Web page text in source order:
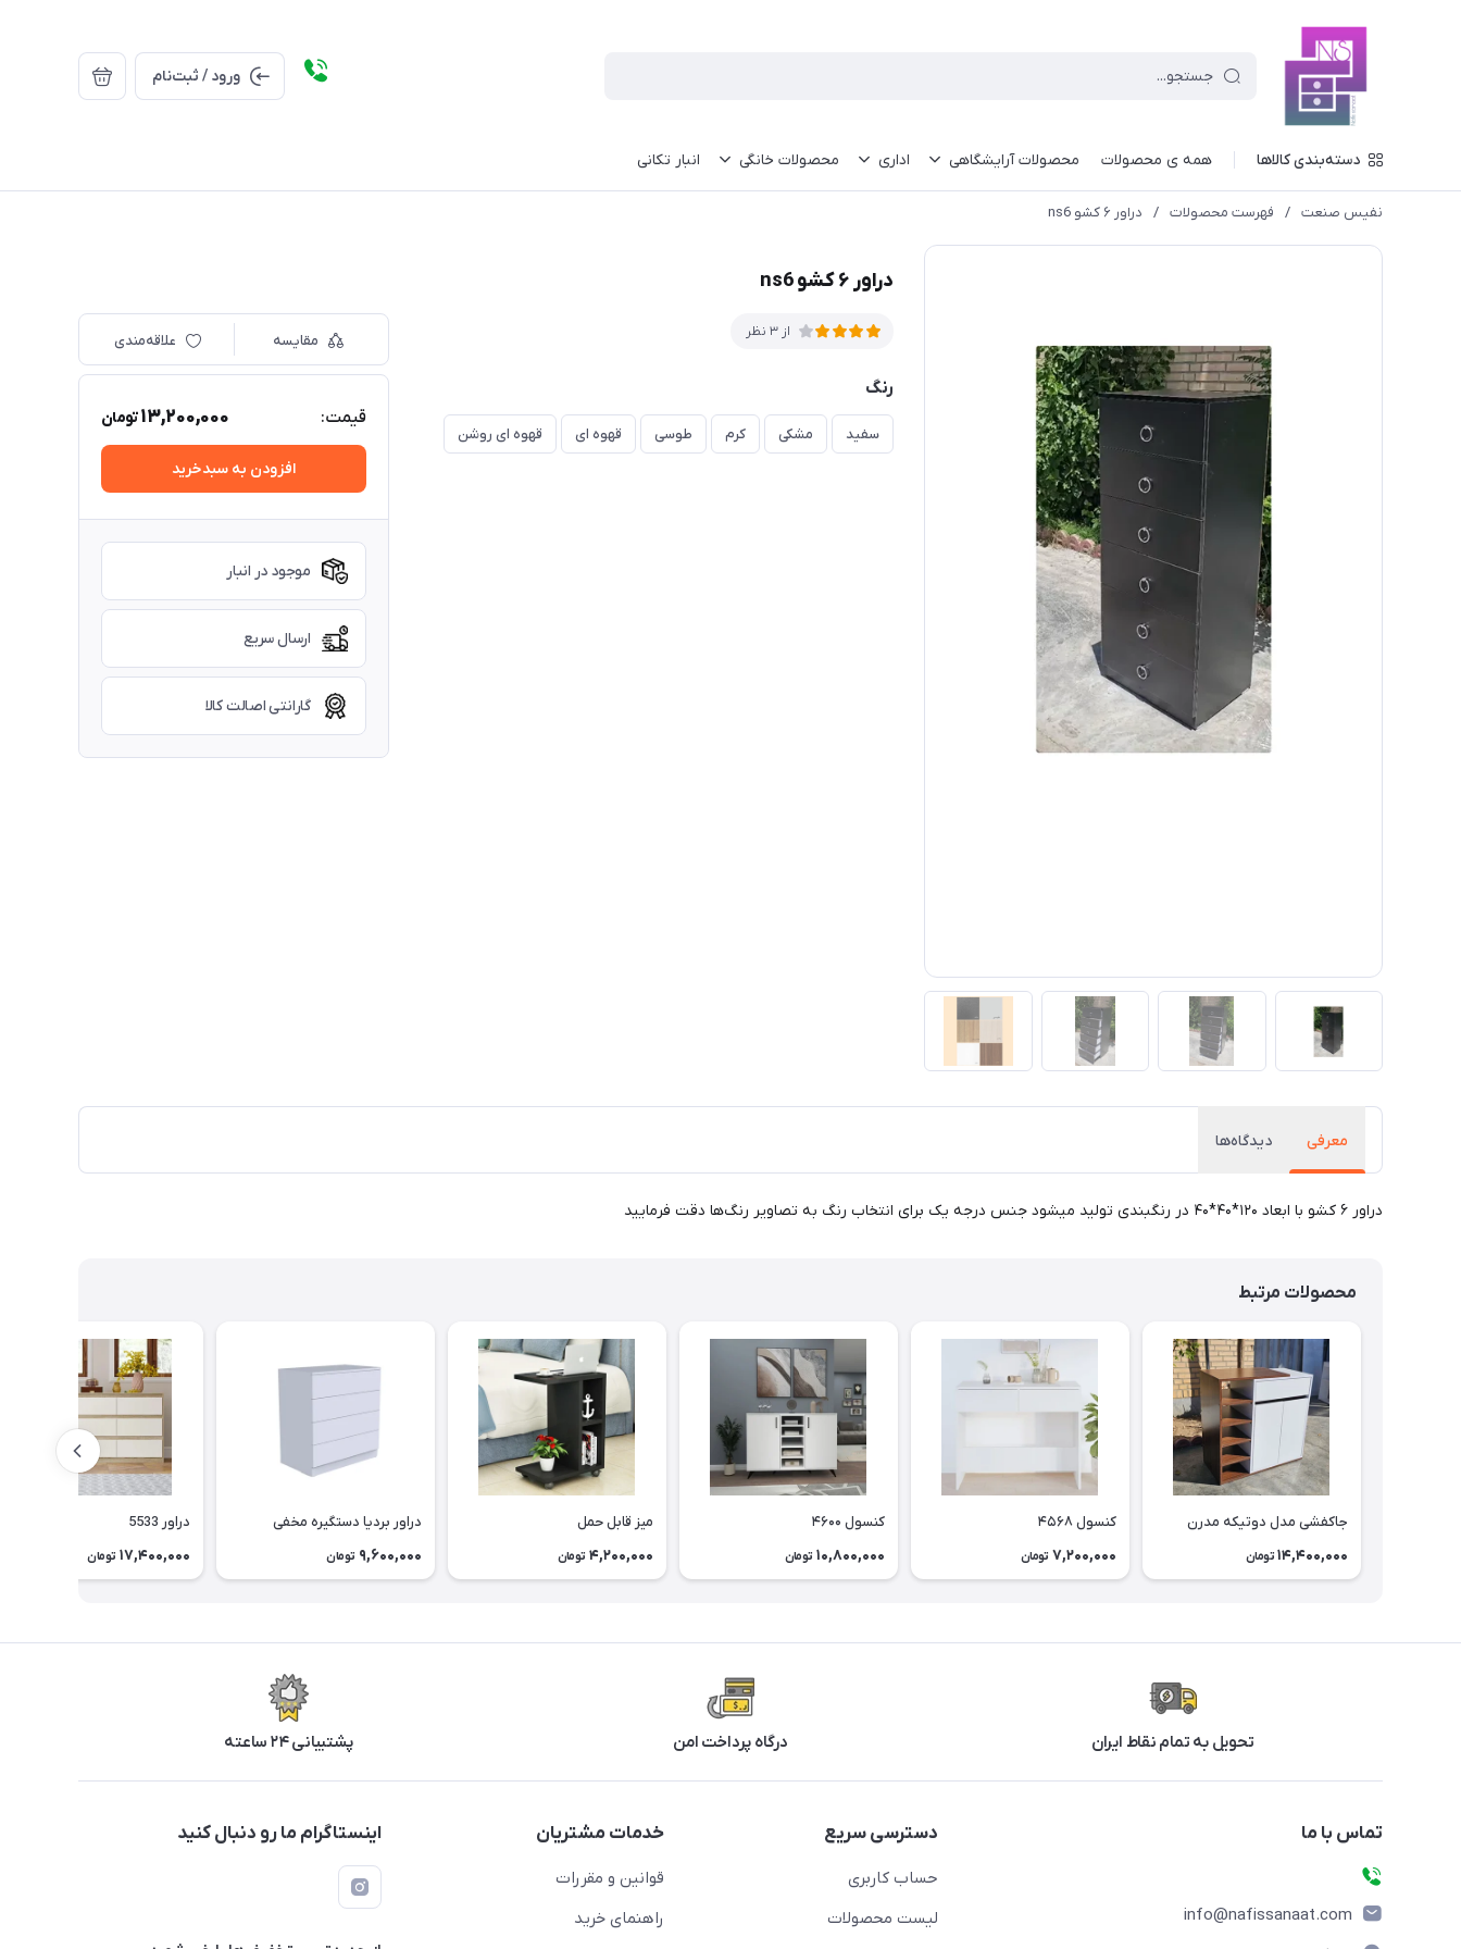
ورود / ثبت‌نام
دسته‌بندی کالاها همه ی محصولات محصولات آرایشگاهی اداری محصولات خانگی انبار تکانی
نفیس صنعت / فهرست محصولات / دراور ۶ کشو ns6
دراور ۶ کشو ns6
از 3 نظر
رنگ
سفید مشکی کرم طوسی قهوه ای قهوه ای روشن
مقایسه علاقه‌مندی
قیمت: 13,200,000تومان
افزودن به سبدخرید
موجود در انبار
ارسال سریع
گارانتی اصالت کالا
معرفی دیدگاه‌ها
دراور ۶ کشو با ابعاد ۱۲۰*۴۰*۴۰ در رنگبندی تولید میشود جنس درجه یک برای انتخاب رنگ به تصاویر رنگ‌ها دقت فرمایید
محصولات مرتبط
جاکفشی مدل دوتیکه مدرن
14,400,000 تومان
کنسول ۴۵۶۸
7,200,000 تومان
کنسول ۴۶۰۰
10,800,000 تومان
میز قابل حمل
4,200,000 تومان
دراور بردیا دستگیره مخفی
9,600,000 تومان
دراور 5533
17,400,000 تومان
تحویل به تمام نقاط ایران درگاه پرداخت امن پشتیبانی ۲۴ ساعته
تماس با ما
info@nafissanaat.com
دسترسی سریع
حساب کاربری
لیست محصولات
خدمات مشتریان
قوانین و مقررات
راهنمای خرید
اینستاگرام ما رو دنبال کنید